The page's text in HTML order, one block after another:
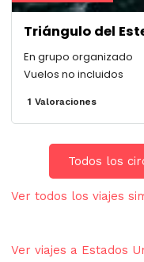
Triángulo del
En grupo organizado
Vuelos no incluidos
1 Valoraciones
Todos los
Ver todos los viajes
Ver viajes a Estados